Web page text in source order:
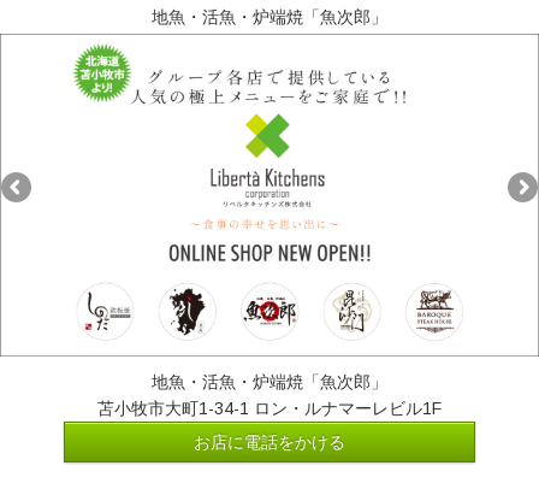
地魚・活魚・炉端焼「魚次郎」
地魚・活魚・炉端焼「魚次郎」
苫小牧市大町1-34-1 ロン・ルナマーレビル1F
お店に電話をかける